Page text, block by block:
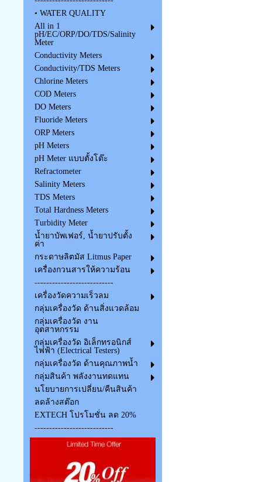
• WATER QUALITY
All in 1
pH/EC/ORP/DO/TDS/Salinity
Meter
Conductivity Meters
Conductivity/TDS Meters
Chlorine Meters
COD Meters
DO Meters
Fluoride Meters
ORP Meters
pH Meters
pH Meter แบบตั้งโต๊ะ
Refractometer
Salinity Meters
TDS Meters
Total Hardness Meters
Turbidity Meter
น้ำยาบัพเฟอร์, น้ำยาปรับตั้ง
ค่า
กระดาษลิตมัส Litmus Paper
เครื่องกวนสารให้ความร้อน
---------------------------
เครื่องวัดความเร็วลม
กลุ่มเครื่องวัด ด้านสิ่งแวดล้อม
กลุ่มเครื่องวัด งาน
อุตสาหกรรม
กลุ่มเครื่องวัด อิเล็กทรอนิกส์
ไฟฟ้า (Electrical Testers)
กลุ่มเครื่องวัด ด้านคุณภาพน้ำ
กลุ่มสินค้า พลังงานทดแทน
นโยบายการเปลี่ยน/คืนสินค้า
ลดล้างสต๊อก
EXTECH โปรโมชั่น ลด 20%
---------------------------